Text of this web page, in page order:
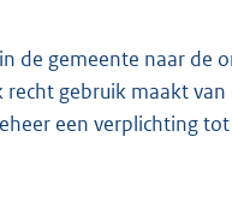
de gemeente naar
gebruik maakt
een verplichting